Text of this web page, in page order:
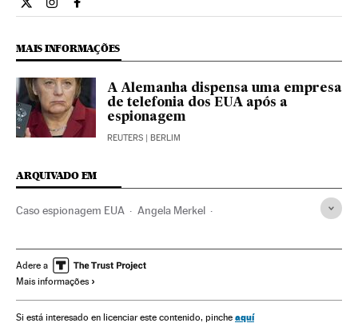
Internacional El País Brasil en Twitter
Internacional El País Brasil en Instagram
Internacional El País Brasil en Facebook
MAIS INFORMAÇÕES
A Alemanha dispensa uma empresa
de telefonia dos EUA após a
espionagem
REUTERS | BERLIM
ARQUIVADO EM
Caso espionagem EUA Angela Merkel
Serviços inteligência Departamento Defesa EUA
Privacidade internet
Segurança internet Espionagem Estados Unidos
Adere a
Mais informações
Si está interesado en licenciar este contenido, pinche aquí